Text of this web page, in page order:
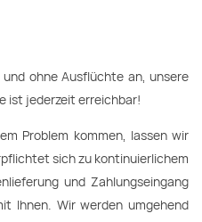
ohne Ausflüchte an, unsere
ist jederzeit erreichbar!
Problem kommen, lassen wir
sich zu kontinuierlichem
und Zahlungseingang
Ihnen. Wir werden umgehend